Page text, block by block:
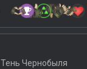
Тень Чернобыля